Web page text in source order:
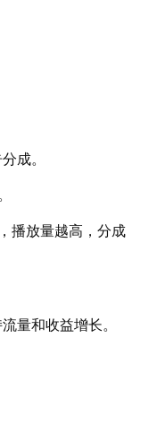
成。
播放量越高，分成
量和收益增长。